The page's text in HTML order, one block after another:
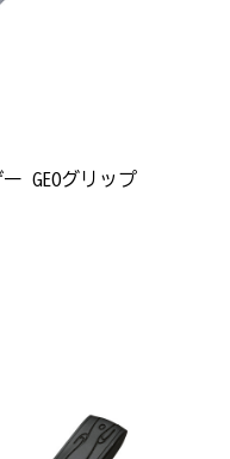
GEOグリップ